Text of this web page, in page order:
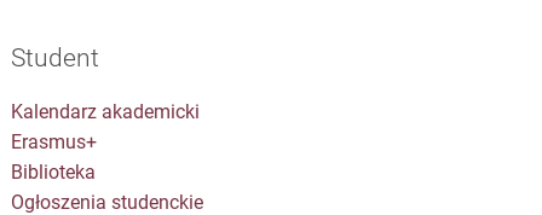
Student
Kalendarz akademicki
Erasmus+
Biblioteka
Ogłoszenia studenckie